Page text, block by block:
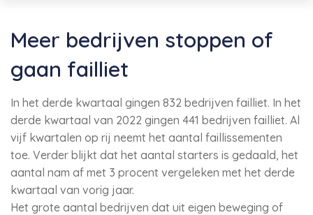
Meer bedrijven stoppen of
gaan failliet
In het derde kwartaal gingen 832 bedrijven failliet. In het
derde kwartaal van 2022 gingen 441 bedrijven failliet. Al
vijf kwartalen op rij neemt het aantal faillissementen
toe. Verder blijkt dat het aantal starters is gedaald, het
aantal nam af met 3 procent vergeleken met het derde
kwartaal van vorig jaar.
Het grote aantal bedrijven dat uit eigen beweging of